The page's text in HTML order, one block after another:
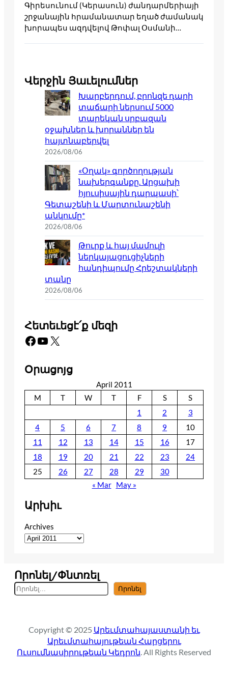
Գիրեսունում (Կերասուն) ժանդարմերիայի
շրջանային հրամանատար եղած ժամանակ
խորապես ազդվելով Թոփալ Օսմանի…
Վերջին Յաւելումներ
Խարբերդում, բրոնզե դարի
տաճարի ներսում 5000
տարեկան սրբազան
օջախներ և խորաններ են
հայտնաբերվել
2026/08/06
«Օղակ» գործողության
նախերգանքը. Արցախի
հյուսիսային դարպասի՝
Գետաշենի և Մարտունաշենի
անկումը*
2026/08/06
Թուրք և հայ մամուլի
ներկայացուցիչների
հանդիպումը Հրեշտակների
տանը
2026/08/06
Հետեւեցէ՛ք մեզի
Facebook YouTube X
Օրացոյց
April 2011
M
T W T F S
S
1
2
3
4
5 6 7 8 9
10
11
12 13 14 15 16
17
18
19 20 21 22 23
24
25
26 27 28 29
30
« Mar May »
Արխիւ
Archives
Որոնել/Փնտռել
S
e
c
h
Որոնել
Copyright © 2025 Արեւմտահայաստանի եւ
Արեւմտահայութեան Հարցերու
Ուսումնասիրութեան Կեդրոն . All Rights Reserved